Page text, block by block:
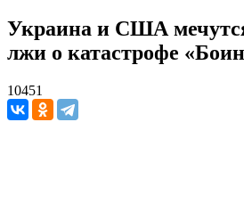
Украина и США
лжи о катастрофе
10451